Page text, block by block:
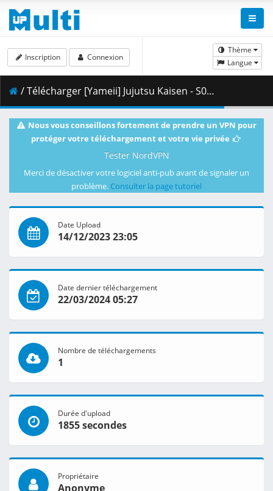
Thème
Langue
Inscription Connexion
/ Télécharger [Yameii] Jujutsu Kaisen - S02E19 [English Dub] [FUNi WEB-DL 1080p] [E886DF78].mkv.002 ( 353.38 MB )
Nous vous conseillons fortement de prendre un VPN pour
protéger votre téléchargement et votre vie privée
Tester NordVPN
Merci de désactiver votre logiciel anti-pub avant de signaler un
problème. Consulter la page tutoriel
Date Upload
14/12/2023 23:05
Date dernier téléchargement
22/03/2024 05:27
Nombre de téléchargements
1
Durée d'upload
1855 secondes
Propriétaire
Anonyme